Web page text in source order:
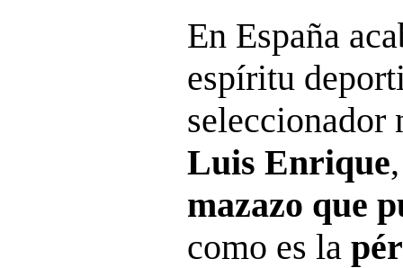
En España
espíritu
seleccionador
Luis Enrique
mazazo que
como es la